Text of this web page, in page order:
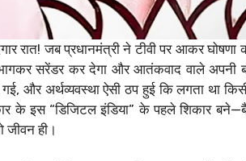
रात! जब प्रधानमंत्री ने टीवी पर आकर
सरेंडर कर देगा और आतंकवाद वाले
गई, और अर्थव्यवस्था ऐसी ठप हुई कि लगता था
के इस “डिजिटल इंडिया” के पहले शिकार
जीवन ही।